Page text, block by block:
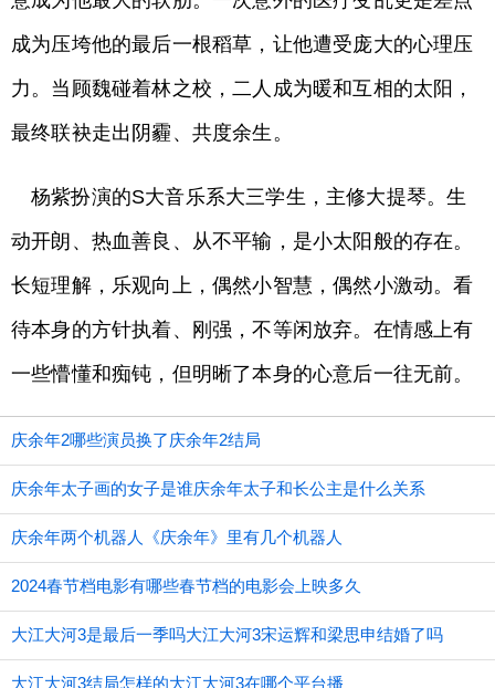
成为压垮他的最后一根稻草，让他遭受庞大的心理压
力。当顾魏碰着林之校，二人成为暖和互相的太阳，
最终联袂走出阴霾、共度余生。
杨紫扮演的S大音乐系大三学生，主修大提琴。生
动开朗、热血善良、从不平输，是小太阳般的存在。
长短理解，乐观向上，偶然小智慧，偶然小激动。看
待本身的方针执着、刚强，不等闲放弃。在情感上有
一些懵懂和痴钝，但明晰了本身的心意后一往无前。
庆余年2哪些演员换了庆余年2结局
庆余年太子画的女子是谁庆余年太子和长公主是什么关系
庆余年两个机器人《庆余年》里有几个机器人
2024春节档电影有哪些春节档的电影会上映多久
大江大河3是最后一季吗大江大河3宋运辉和梁思申结婚了吗
大江大河3结局怎样的大江大河3在哪个平台播